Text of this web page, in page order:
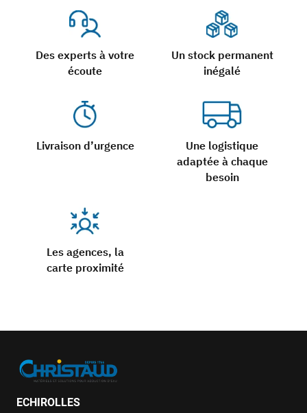
Des experts à votre
écoute
Un stock permanent
inégalé
Livraison d’urgence
Une logistique
adaptée à chaque
besoin
Les agences, la
carte proximité
ECHIROLLES